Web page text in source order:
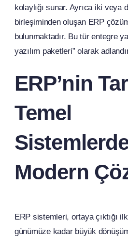
kolaylığı sunar. Ayrıca iki veya
birleşiminden oluşan ERP
bulunmaktadır. Bu tür entegre
yazılım paketleri” olarak
ERP’nin
Temel
Modern
ERP sistemleri, ortaya çıktığı
günümüze kadar büyük